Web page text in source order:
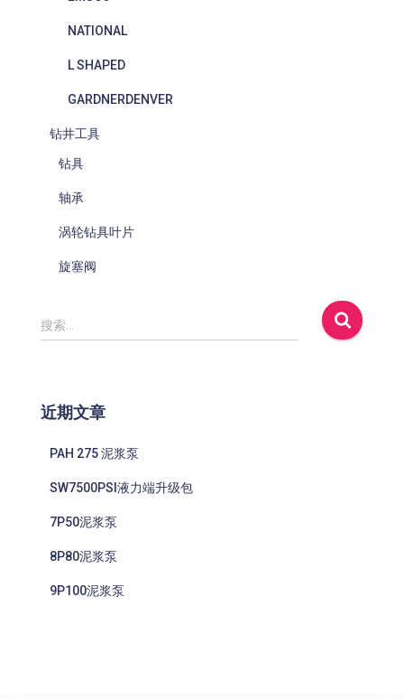
NATIONAL
L SHAPED
GARDNERDENVER
钻井工具
钻具
轴承
涡轮钻具叶片
旋塞阀
搜
索
搜索…
近期文章
PAH 275 泥浆泵
SW7500PSI液力端升级包
7P50泥浆泵
8P80泥浆泵
9P100泥浆泵